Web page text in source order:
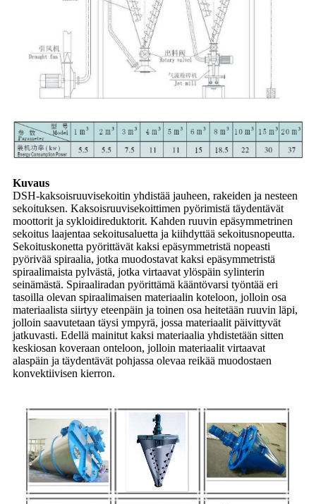
Kuvaus
DSH-kaksoisruuvisekoitin yhdistää jauheen, rakeiden ja nesteen
sekoituksen. Kaksoisruuvisekoittimen pyörimistä täydentävät
moottorit ja sykloidireduktorit. Kahden ruuvin epäsymmetrinen
sekoitus laajentaa sekoitusaluetta ja kiihdyttää sekoitusnopeutta.
Sekoituskonetta pyörittävät kaksi epäsymmetristä nopeasti
pyörivää spiraalia, jotka muodostavat kaksi epäsymmetristä
spiraalimaista pylvästä, jotka virtaavat ylöspäin sylinterin
seinämästä. Spiraaliradan pyörittämä kääntövarsi työntää eri
tasoilla olevan spiraalimaisen materiaalin koteloon, jolloin osa
materiaalista siirtyy eteenpäin ja toinen osa heitetään ruuvin läpi,
jolloin saavutetaan täysi ympyrä, jossa materiaalit päivittyvät
jatkuvasti. Edellä mainitut kaksi materiaalia yhdistetään sitten
keskiosan koveraan onteloon, jolloin materiaalit virtaavat
alaspäin ja täydentävät pohjassa olevaa reikää muodostaen
konvektiivisen kierron.